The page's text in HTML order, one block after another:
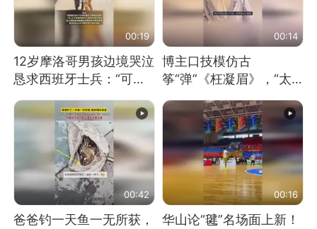
00:19
12岁摩洛哥男孩边境哭泣
恳求西班牙士兵：“可不
可以不要把我遣返回国”
00:14
博主口技模仿古
筝“弹”《枉凝眉》，“太
像了～你是吃古筝长大的
吗？”“或将成为首位考级
不带古筝的选手。”（来
源：新华每日电讯）
00:42
爸爸钓一天鱼一无所获，
00:16
华山论“毽”名场面上新！